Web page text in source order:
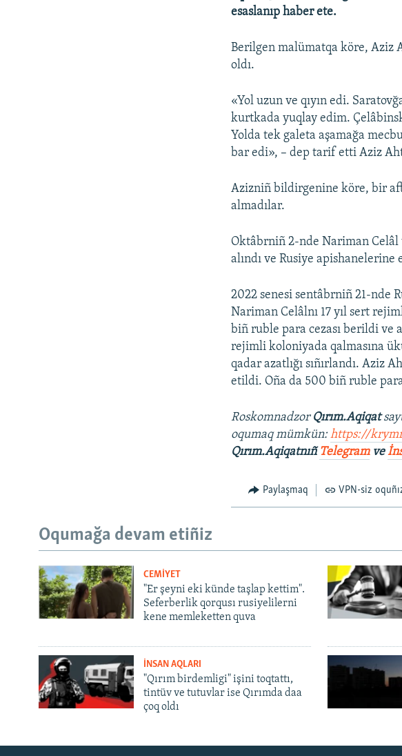
Русский
esaslanıp haber ete.
Berilgen malümatqa köre, Aziz
oldı.
«Yol uzun ve qıyın edi.
kurtkada yuqlay edim.
Yolda tek galeta aşamağa
bar edi», – dep tarif etti Aziz
Azizniñ bildirgenine köre, bir
almadılar.
Oktâbrniñ 2-nde Nariman
alındı ve Rusiye apishanelerine
2022 senesi sentâbrniñ 21-nde
Nariman Celâlnı 17 yıl sert
biñ ruble para cezası berildi ve
rejimli koloniyada qalmasına
qadar azatlığı sıñırlandı. Aziz
etildi. Oña da 500 biñ ruble para
Roskomnadzor Qırım.Aqiqat
oqumaq mümkün:https://
Qırım.AqiqatnıñTelegramve
Paylaşmaq VPN-siz
Oqumağa devam etiñiz
CEMİYET
"Er şeyni eki künde taşlap kettim".
Seferberlik qorqusı rusiyelilerni
kene memleketten quva
İNSAN AQLARI
"Qırım birdemligi" işini toqtattı,
tintüv ve tutuvlar ise Qırımda daa
çoq oldı